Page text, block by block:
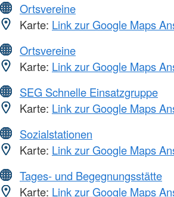
Ortsvereine
Karte: Link zur Google Maps
Ortsvereine
Karte: Link zur Google Maps
SEG Schnelle Einsatzgruppe
Karte: Link zur Google Maps
Sozialstationen
Karte: Link zur Google Maps
Tages- und Begegnungsstätte
Karte: Link zur Google Maps